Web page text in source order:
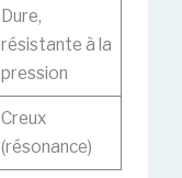
Dure,
résistante à la
pression
Creux
(résonance)